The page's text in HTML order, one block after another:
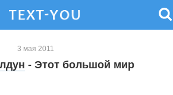
3 мая 2011
- Этот большой мир